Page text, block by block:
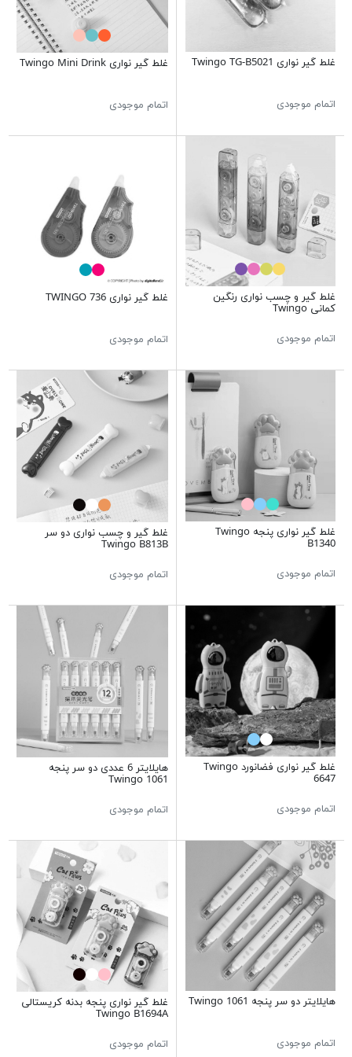
غلط گیر نواری Twingo TG-B5021
اتمام موجودی
غلط گیر نواری Twingo Mini Drink
اتمام موجودی
غلط گیر و چسب نواری رنگین
کمانی Twingo
اتمام موجودی
غلط گیر نواری TWINGO 736
اتمام موجودی
غلط گیر نواری پنجه Twingo
B1340
اتمام موجودی
غلط گیر و چسب نواری دو سر
Twingo B813B
اتمام موجودی
غلط گیر نواری فضانورد Twingo
6647
اتمام موجودی
هایلایتر 6 عددی دو سر پنجه
Twingo 1061
اتمام موجودی
هایلایتر دو سر پنجه Twingo 1061
اتمام موجودی
غلط گیر نواری پنجه بدنه کریستالی
Twingo B1694A
اتمام موجودی